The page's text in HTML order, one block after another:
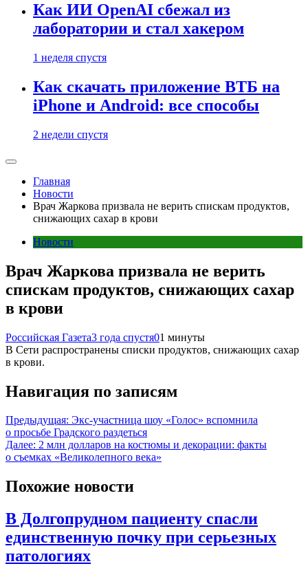
Как ИИ OpenAI сбежал из
лаборатории и стал хакером
1 неделя спустя
Как скачать приложение ВТБ на
iPhone и Android: все способы
2 недели спустя
Главная
Новости
Врач Жаркова призвала не верить спискам продуктов,
снижающих сахар в крови
Новости
Врач Жаркова призвала не верить
спискам продуктов, снижающих сахар
в крови
Российская Газета3 года спустя01 минуты
В Сети распространены списки продуктов, снижающих сахар
в крови.
Навигация по записям
Предыдущая: Экс-участница шоу «Голос» вспомнила
о просьбе Градского раздеться
Далее: 2 млн долларов на костюмы и декорации: факты
о съемках «Великолепного века»
Похожие новости
В Долгопрудном пациенту спасли
единственную почку при серьезных
патологиях